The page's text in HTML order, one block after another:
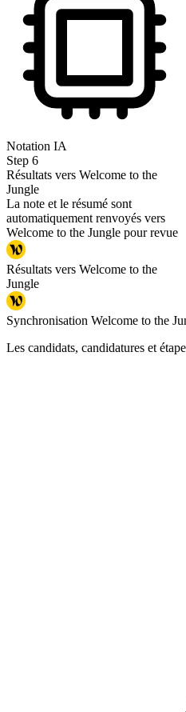
Notation IA
Step 6
Résultats vers Welcome to the
Jungle
La note et le résumé sont
automatiquement renvoyés vers
Welcome to the Jungle pour revue
Résultats vers Welcome to the
Jungle
Synchronisation Welcome to the
Les candidats, candidatures et